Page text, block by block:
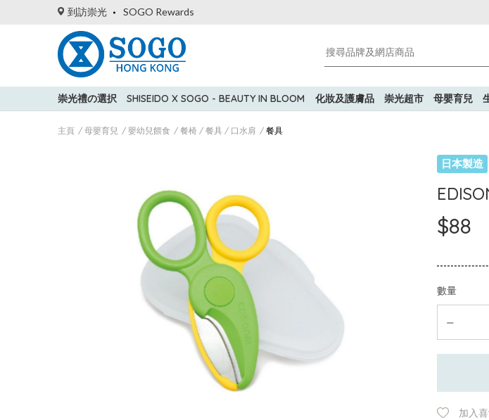
到訪崇光 SOGO Rewards
崇光禮の選択 SHISEIDO X SOGO - BEAUTY IN BLOOM 化妝及護膚品 崇光超市 母嬰育兒
主頁 母嬰育兒 嬰幼兒餵食 餐椅 / 餐具 / 口水肩 餐具
日本製造
$88
數量
加入